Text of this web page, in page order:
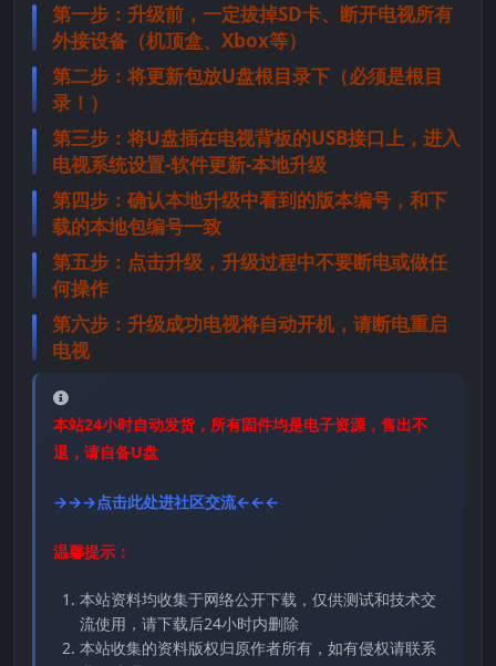
第一步：升级前，一定拔掉SD卡、断开电视所有
外接设备（机顶盒、Xbox等）
第二步：将更新包放U盘根目录下（必须是根目
录！）
第三步：将U盘插在电视背板的USB接口上，进入
电视系统设置-软件更新-本地升级
第四步：确认本地升级中看到的版本编号，和下
载的本地包编号一致
第五步：点击升级，升级过程中不要断电或做任
何操作
第六步：升级成功电视将自动开机，请断电重启
电视
本站24小时自动发货，所有固件均是电子资源，售出不
退，请自备U盘
→→→点击此处进社区交流←←←
温馨提示：
本站资料均收集于网络公开下载，仅供测试和技术交
流使用，请下载后24小时内删除
本站收集的资料版权归原作者所有，如有侵权请联系